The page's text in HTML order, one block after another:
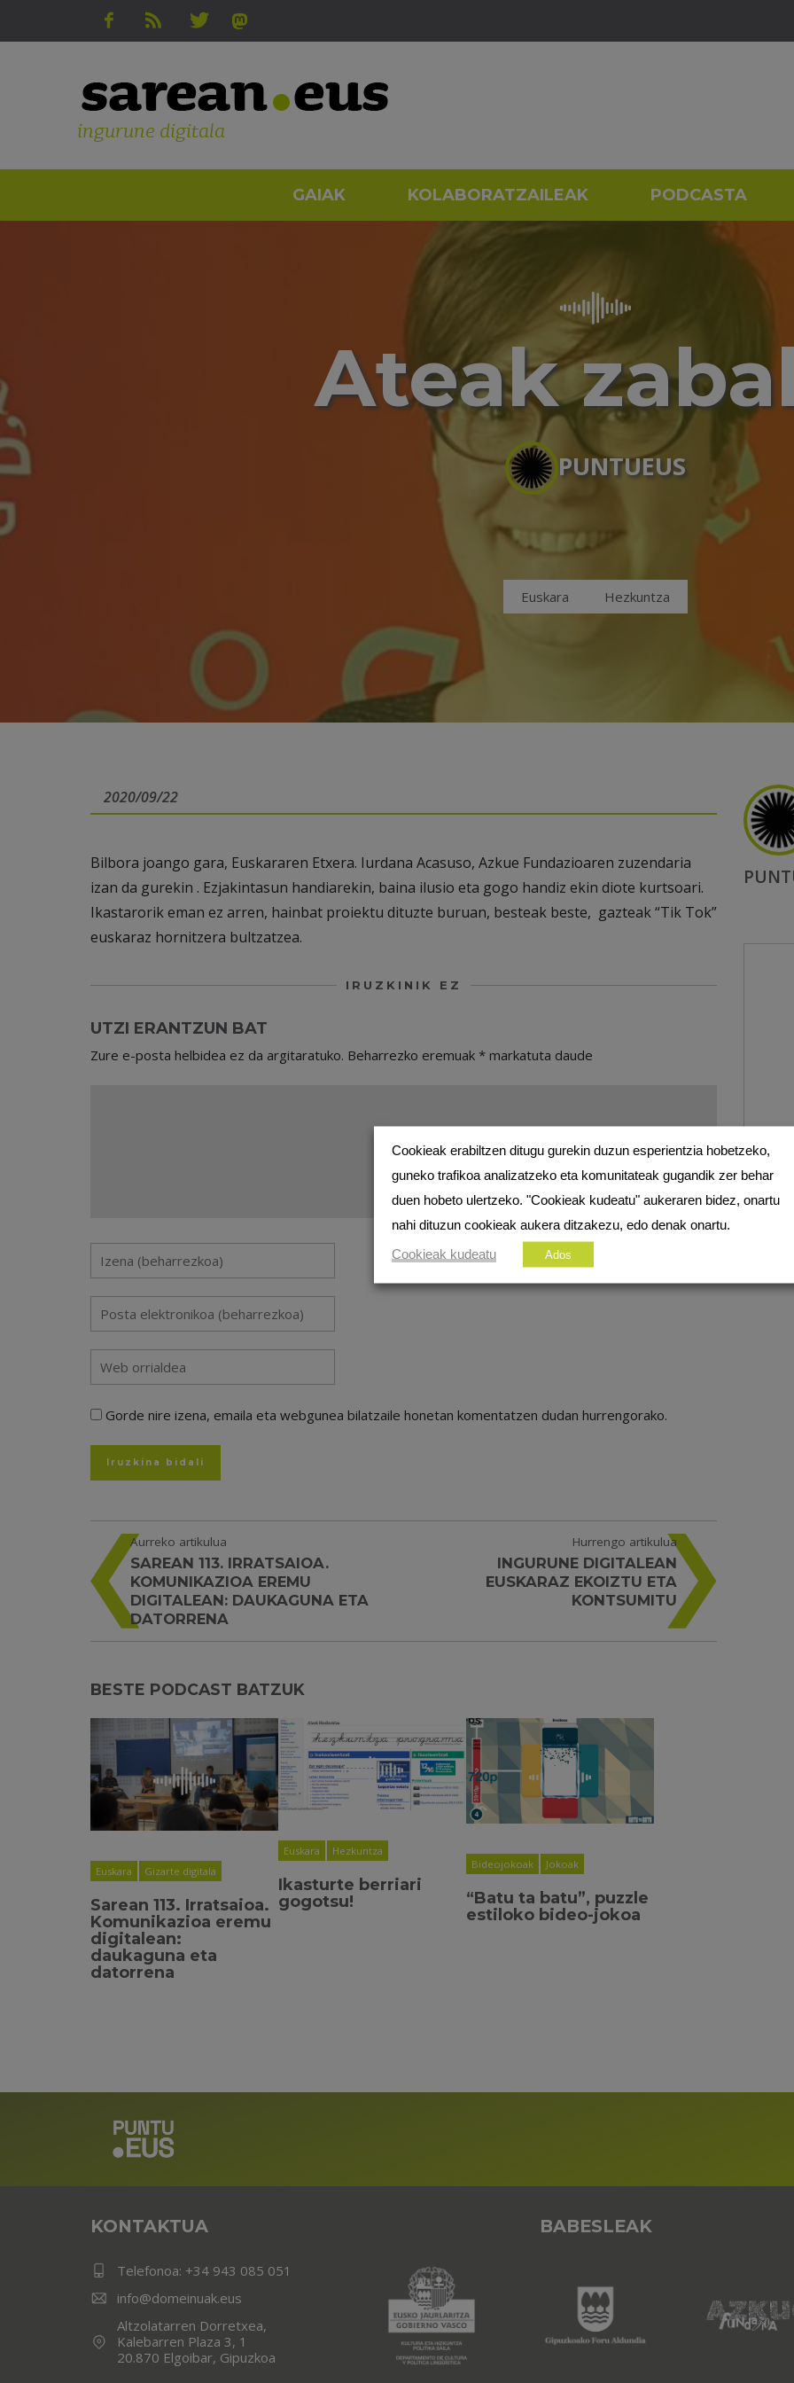
ingurune digitala
GAIAK KOLABORATZAILEAK PODCASTA
Ateak
PUNTUEUS
Euskara Hezkuntza
2020/09/22
Bilbora joango gara, Euskararen Etxera. Iurdana Acasuso, Azkue Fundazioaren zuzendaria
izan da gurekin . Ezjakintasun handiarekin, baina ilusio eta gogo handiz ekin diote kurtsoari.
Ikastarorik eman ez arren, hainbat proiektu dituzte buruan, besteak beste, gazteak “Tik Tok”
euskaraz hornitzera bultzatzea.
IRUZKINIK EZ
UTZI ERANTZUN BAT
Zure e-posta helbidea ez da argitaratuko. Beharrezko eremuak * markatuta daude
Gorde nire izena, emaila eta webgunea bilatzaile honetan komentatzen dudan hurrengorako.
Aurreko artikulua
SAREAN 113. IRRATSAIOA.
KOMUNIKAZIOA EREMU
DIGITALEAN: DAUKAGUNA ETA
DATORRENA
Hurrengo artikulua
INGURUNE DIGITALEAN
EUSKARAZ EKOIZTU ETA
KONTSUMITU
BESTE PODCAST BATZUK
Euskara Gizarte digitala
Sarean 113. Irratsaioa.
Komunikazioa eremu
digitalean:
daukaguna eta
datorrena
Euskara Hezkuntza
Ikasturte berriari
gogotsu!
Bideojokoak Jokoak
“Batu ta batu”, puzzle
estiloko bideo-jokoa
KONTAKTUA
Telefonoa: +34 943 085 051
info@domeinuak.eus
Altzolatarren Dorretxea,
Kalebarren Plaza 3, 1
20.870 Elgoibar, Gipuzkoa
BABESLEAK
Cookieak erabiltzen ditugu gurekin duzun esperientzia hobetzeko,
guneko trafikoa analizatzeko eta komunitateak gugandik zer behar
duen hobeto ulertzeko. "Cookieak kudeatu" aukeraren bidez, onartu
nahi dituzun cookieak aukera ditzakezu, edo denak onartu.
Cookieak kudeatu Ados